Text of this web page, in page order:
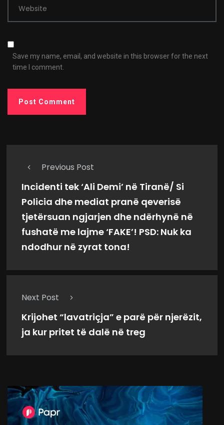
Website
Save my name, email, and website in this browser for the next
time I comment.
Previous Post
Incidenti tek ‘Ali Demi’ në Tiranë/ Si
Policia dhe mediat pranë qeverisë
tjetërsuan ngjarjen dhe ndërhynë në
fushatë me lajme ‘FAKE’! PSD: Nuk ka
ndodhur në zyrat tona!
Next Post
Krijohet “lavatriçja” e parë për njerëzit,
ja kur pritet të dalë në treg